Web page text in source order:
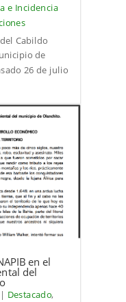
e Incidencia
Cabildo
de
26 de julio
en el
del
| Destacado,